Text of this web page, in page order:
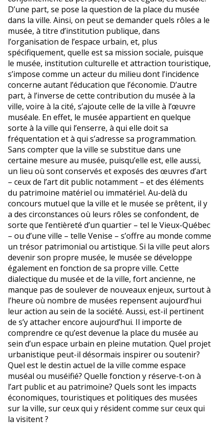
D’une part, se pose la question de la place du musée
dans la ville. Ainsi, on peut se demander quels rôles a le
musée, à titre d’institution publique, dans
l’organisation de l’espace urbain, et, plus
spécifiquement, quelle est sa mission sociale, puisque
le musée, institution culturelle et attraction touristique,
s’impose comme un acteur du milieu dont l’incidence
concerne autant l’éducation que l’économie. D’autre
part, à l’inverse de cette contribution du musée à la
ville, voire à la cité, s’ajoute celle de la ville à l’œuvre
muséale. En effet, le musée appartient en quelque
sorte à la ville qui l’enserre, à qui elle doit sa
fréquentation et à qui s’adresse sa programmation.
Sans compter que la ville se substitue dans une
certaine mesure au musée, puisqu’elle est, elle aussi,
un lieu où sont conservés et exposés des œuvres d’art
– ceux de l’art dit public notamment – et des éléments
du patrimoine matériel ou immatériel. Au-delà du
concours mutuel que la ville et le musée se prêtent, il y
a des circonstances où leurs rôles se confondent, de
sorte que l’entièreté d’un quartier – tel le Vieux-Québec
– ou d’une ville – telle Venise – s’offre au monde comme
un trésor patrimonial ou artistique. Si la ville peut alors
devenir son propre musée, le musée se développe
également en fonction de sa propre ville. Cette
dialectique du musée et de la ville, fort ancienne, ne
manque pas de soulever de nouveaux enjeux, surtout à
l’heure où nombre de musées repensent aujourd’hui
leur action au sein de la société. Aussi, est-il pertinent
de s’y attacher encore aujourd’hui. Il importe de
comprendre ce qu’est devenue la place du musée au
sein d’un espace urbain en pleine mutation. Quel projet
urbanistique peut-il désormais inspirer ou soutenir?
Quel est le destin actuel de la ville comme espace
muséal ou muséifié? Quelle fonction y réserve-t-on à
l’art public et au patrimoine? Quels sont les impacts
économiques, touristiques et politiques des musées
sur la ville, sur ceux qui y résident comme sur ceux qui
la visitent ?